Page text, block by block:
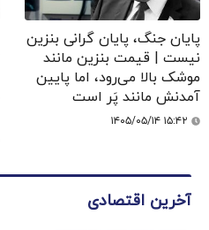
پایان جنگ، پایان گرانی بنزین
نیست | قیمت بنزین مانند
موشک بالا می‌رود، اما پایین
آمدنش مانند پَر است
۱۴۰۵/۰۵/۱۴ ۱۵:۴۲
آخرین اقتصادی